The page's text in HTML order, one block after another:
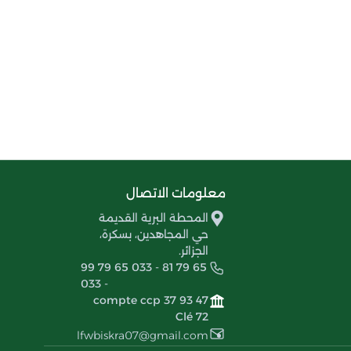
معلومات الاتصال
المحطة البرية القديمة
حي المجاهدين، بسكرة،
الجزائر.
99 79 65 033 - 81 79 65
033 -
compte ccp 37 93 47
Clé 72
lfwbiskra07@gmail.com